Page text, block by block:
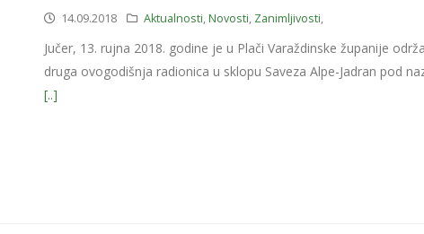
14.09.2018 Aktualnosti,Novosti, Zanimljivosti,
Jučer, 13. rujna 2018. godine je u Plači Varaždinske županije
druga ovogodišnja radionica u sklopu Saveza Alpe-Jadran pod
[..]